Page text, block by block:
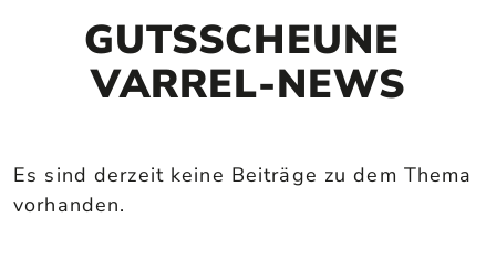
GUTSSCHEUNE
VARREL-NEWS
Es sind derzeit keine Beiträge zu dem Thema
vorhanden.